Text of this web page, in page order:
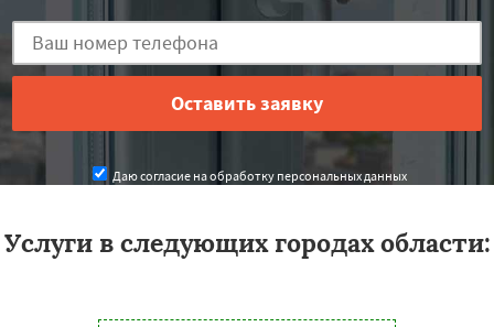
Даю согласие на обработку персональных данных
Услуги в следующих городах области: